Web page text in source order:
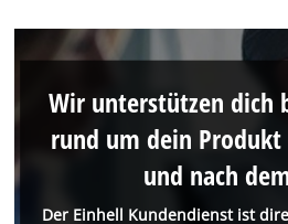
Der Einhell Kundendienst ist
Wir unterstützen dich
rund um dein
und nach